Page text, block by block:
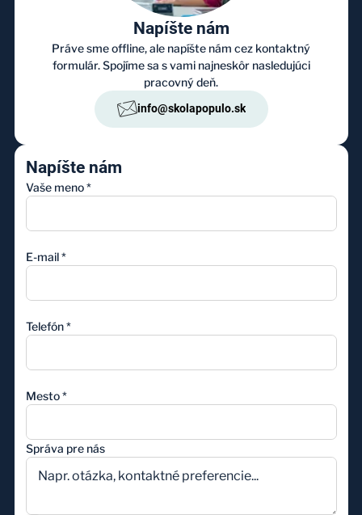
Napíšte nám
Práve sme offline, ale napíšte nám cez kontaktný
formulár. Spojíme sa s vami najneskôr nasledujúci
pracovný deň.
info@skolapopulo.sk
Napíšte nám
Vaše meno *
E-mail *
Telefón *
Mesto *
Správa pre nás